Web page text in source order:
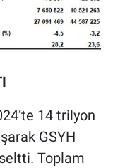
14 trilyon
GSYH
Toplam